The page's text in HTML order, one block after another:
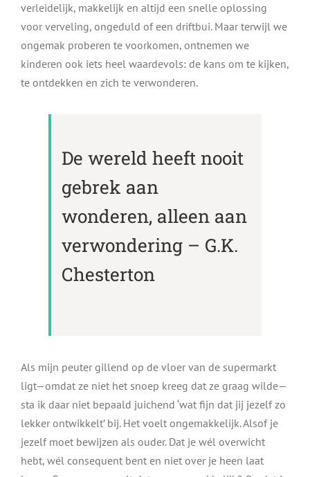
verleidelijk, makkelijk en altijd een snelle oplossing
voor verveling, ongeduld of een driftbui. Maar terwijl we
ongemak proberen te voorkomen, ontnemen we
kinderen ook iets heel waardevols: de kans om te kijken,
te ontdekken en zich te verwonderen.
De wereld heeft nooit
gebrek aan
wonderen, alleen aan
verwondering – G.K.
Chesterton
Als mijn peuter gillend op de vloer van de supermarkt
ligt—omdat ze niet het snoep kreeg dat ze graag wilde—
sta ik daar niet bepaald juichend ‘wat fijn dat jij jezelf zo
lekker ontwikkelt’ bij. Het voelt ongemakkelijk. Alsof je
jezelf moet bewijzen als ouder. Dat je wél overwicht
hebt, wél consequent bent en niet over je heen laat